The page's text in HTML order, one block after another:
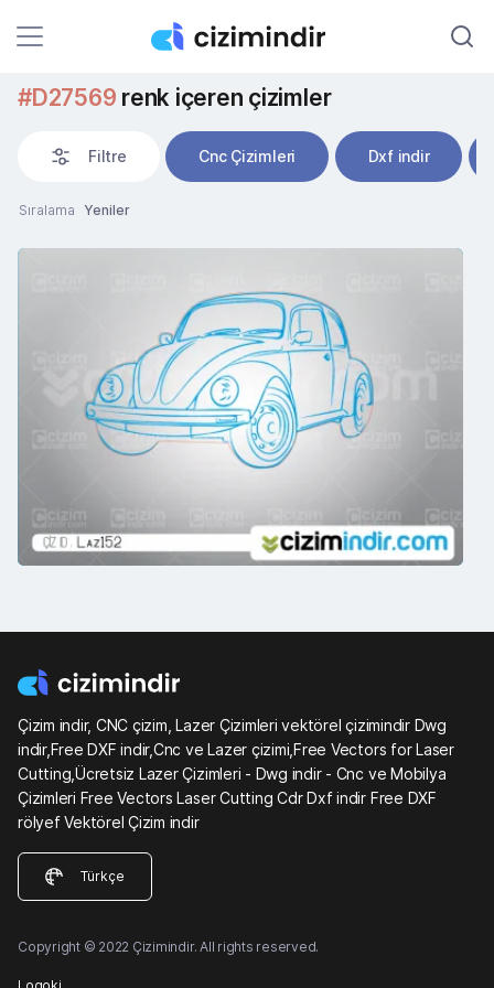
#D27569 renk içeren çizimler
Filtre Cnc Çizimleri Dxf indir
Sıralama Yeniler
Çizim indir, CNC çizim, Lazer Çizimleri vektörel çizimindir Dwg
indir,Free DXF indir,Cnc ve Lazer çizimi,Free Vectors for Laser
Cutting,Ücretsiz Lazer Çizimleri - Dwg indir - Cnc ve Mobilya
Çizimleri Free Vectors Laser Cutting Cdr Dxf indir Free DXF
rölyef Vektörel Çizim indir
Türkçe
Copyright © 2022 Çizimindir. All rights reserved.